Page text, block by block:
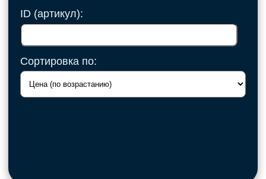
ID (артикул):
Сортировка по: